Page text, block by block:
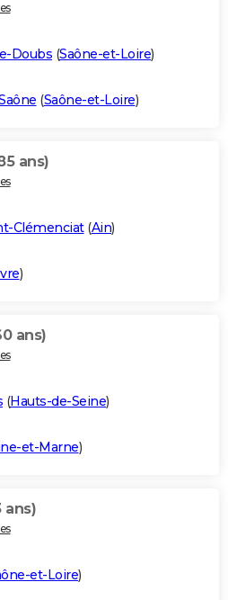
Doubs (Saône-et-Loire)
(Saône-et-Loire)
ans)
Clémenciat(Ain)
)
ans)
(Hauts-de-Seine)
et-Marne)
ans)
et-Loire)